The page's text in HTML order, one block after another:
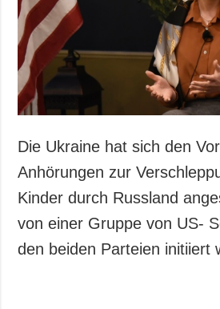
Die Ukraine hat sich den
Anhörungen zur
Kinder durch Russland
von einer Gruppe von US-
den beiden Parteien initiiert